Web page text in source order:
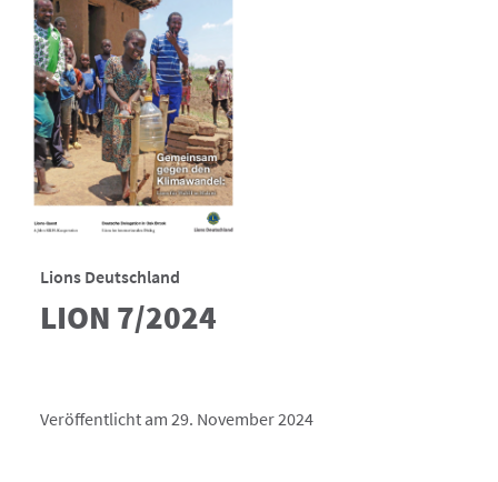
Lions Deutschland
LION 7/2024
Veröffentlicht am 29. November 2024